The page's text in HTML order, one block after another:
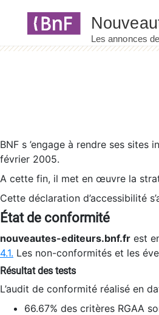
BNF s ’engage à rendre ses
février 2005.
A cette fin, il met en œuvre la
Cette déclaration d’accessibilité
État de conformité
nouveautes-editeurs.bnf.fr est
4.1. Les non-conformités et les
Résultat des tests
L’audit de conformité réalisé en
66.67% des critères RGAA